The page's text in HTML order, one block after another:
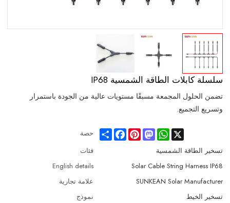
سلسلة كابلات الطاقة الشمسية IP68
تضمن الحلول المجمعة مسبقًا مستويات عالية من الجودة باستمرار
وتسريع التجميع.
حصة Share
FacebookPinterestMastodon
WhatsApp
X
فئات
تسخير الطاقة الشمسية
English details
Solar Cable String Harness IP68
علامة تجارية
SUNKEAN Solar Manufacturer
نموذج
تسخير الخيط